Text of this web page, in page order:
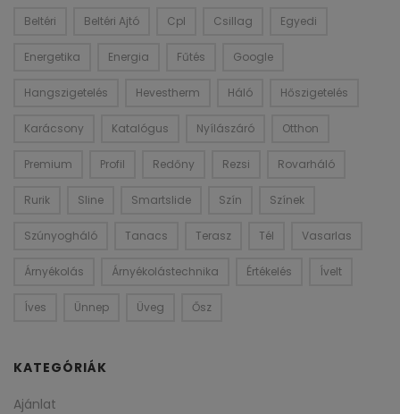
Beltéri Beltéri Ajtó Cpl Csillag Egyedi
Energetika Energia Fűtés Google
Hangszigetelés Hevestherm Háló Hőszigetelés
Karácsony Katalógus Nyílászáró Otthon
Premium Profil Redőny Rezsi Rovarháló
Rurik Sline Smartslide Szín Színek
Szúnyogháló Tanacs Terasz Tél Vasarlas
Árnyékolás Árnyékolástechnika Értékelés Ívelt
Íves Ünnep Üveg Ősz
KATEGÓRIÁK
Ajánlat